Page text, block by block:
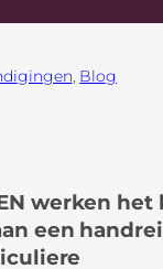
Blog
werken het
een